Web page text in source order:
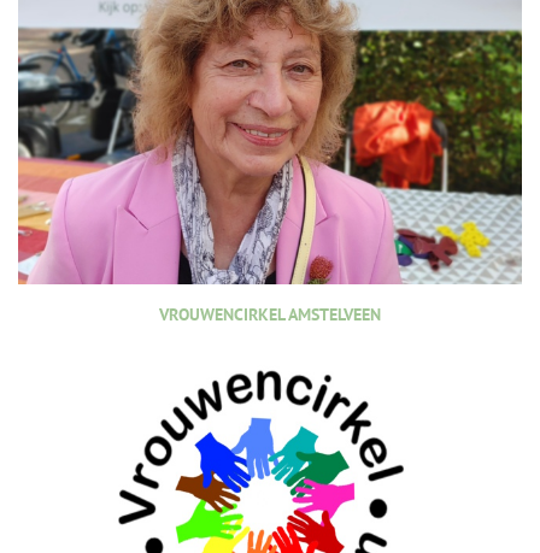
VROUWENCIRKEL AMSTELVEEN